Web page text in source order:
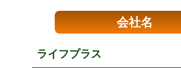
会社名
ライフプラス